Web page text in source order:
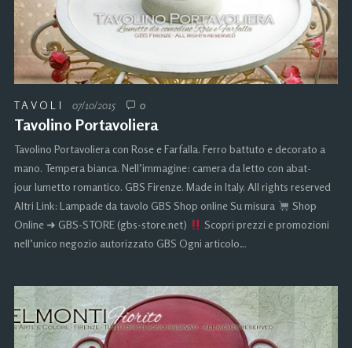
TAVOLI 07/10/2015 0
Tavolino Portavoliera
Tavolino Portavoliera con Rose e Farfalla. Ferro battuto e decorato a
mano. Tempera bianca. Nell’immagine: camera da letto con abat-
jour lumetto romantico. GBS Firenze. Made in Italy. All rights reserved
Altri Link: Lampade da tavolo GBS Shop online Su misura
Shop
Online ➜ GBS-STORE (gbs-store.net)
Scopri prezzi e promozioni
nell’unico negozio autorizzato GBS Ogni articolo…